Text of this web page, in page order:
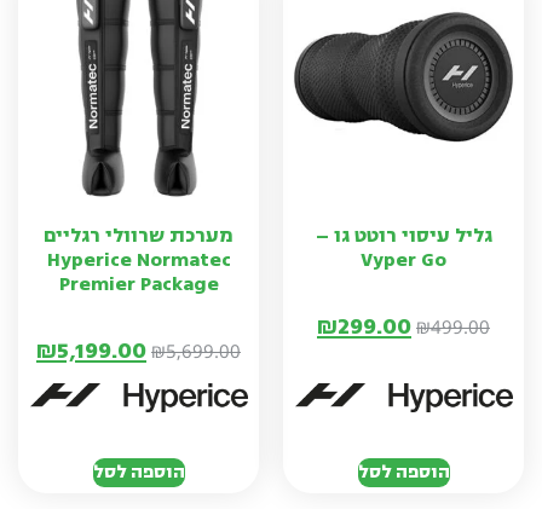
גליל עיסוי רוטט גו –
Vyper Go
₪499.00
₪299.00
הוספה לסל
מערכת שרוולי רגליים
Hyperice Normatec
Premier Package
₪5,699.00
₪5,199.00
הוספה לסל